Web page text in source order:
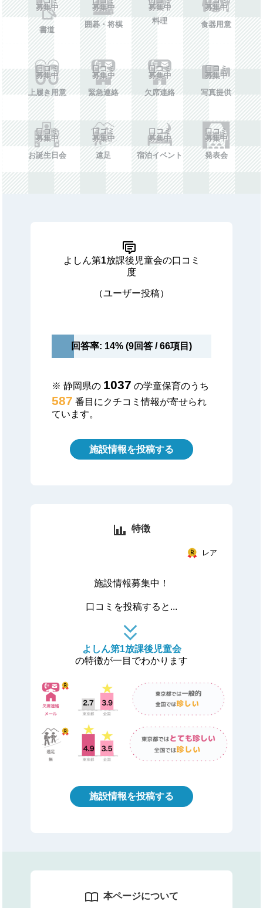
募集中
書道
募集中
囲碁・将棋
募集中
料理
募集中
食器用意
口コミ
募集中
上履き用意
口コミ
募集中
緊急連絡
口コミ
募集中
欠席連絡
口コミ
募集中
写真提供
口コミ
募集中
お誕生日会
口コミ
募集中
遠足
口コミ
募集中
宿泊イベント
口コミ
募集中
発表会
よしん第1放課後児童会の口コミ
度
（ユーザー投稿）
回答率: 14% (9回答 / 66項目)
※ 静岡県の 1037 の学童保育のうち
587 番目にクチコミ情報が寄せられ
ています。
施設情報を投稿する
特徴
レア
施設情報募集中！
口コミを投稿すると...
よしん第1放課後児童会
の特徴が一目でわかります
施設情報を投稿する
本ページについて